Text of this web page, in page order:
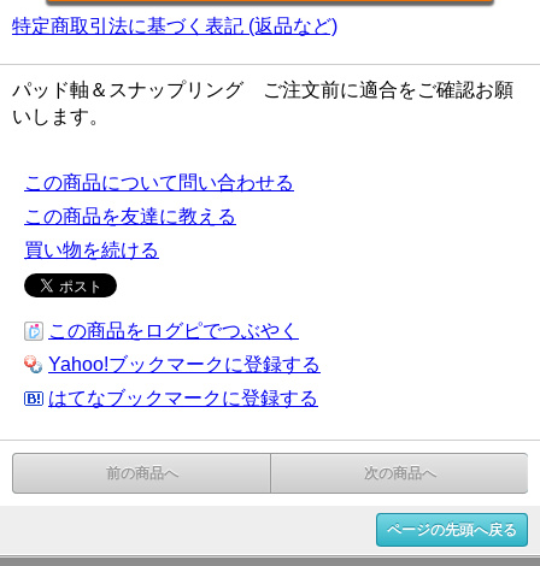
特定商取引法に基づく表記 (返品など)
パッド軸＆スナップリング ご注文前に適合をご確認お願
いします。
この商品について問い合わせる
この商品を友達に教える
買い物を続ける
この商品をログピでつぶやく
Yahoo!ブックマークに登録する
はてなブックマークに登録する
前の商品へ 次の商品へ
ページの先頭へ戻る